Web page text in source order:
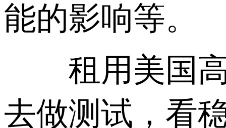
能的影响等。
租用美国高
去做测试，看